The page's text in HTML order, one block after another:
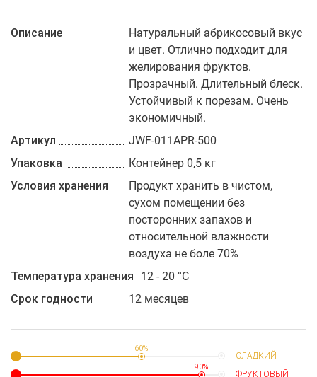
Описание
Натуральный абрикосовый вкус
и цвет. Отлично подходит для
желирования фруктов.
Прозрачный. Длительный блеск.
Устойчивый к порезам. Очень
экономичный.
Артикул
JWF-011APR-500
Упаковка
Контейнер 0,5 кг
Условия хранения
Продукт хранить в чистом,
сухом помещении без
посторонних запахов и
относительной влажности
воздуха не боле 70%
Температура хранения
12 - 20 °C
Срок годности
12 месяцев
60%
СЛАДКИЙ
90%
ФРУКТОВЫЙ